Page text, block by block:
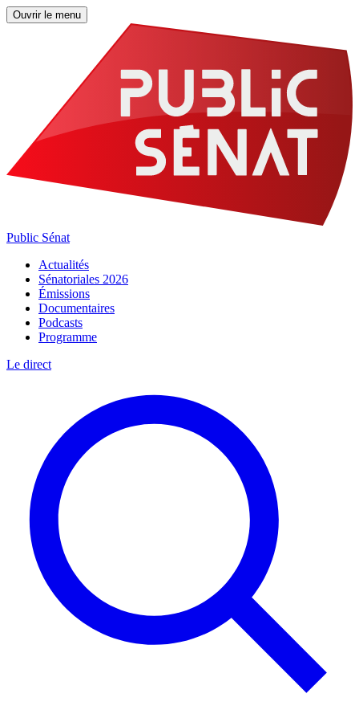
Ouvrir le menu
Public Sénat
Actualités
Sénatoriales 2026
Émissions
Documentaires
Podcasts
Programme
Le direct